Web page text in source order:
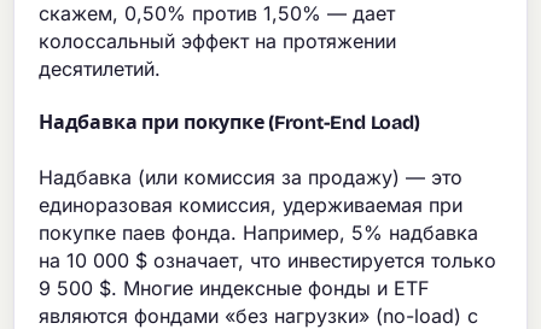
скажем, 0,50% против 1,50% — дает
колоссальный эффект на протяжении
десятилетий.
Надбавка при покупке (Front-End Load)
Надбавка (или комиссия за продажу) — это
единоразовая комиссия, удерживаемая при
покупке паев фонда. Например, 5% надбавка
на 10 000 $ означает, что инвестируется только
9 500 $. Многие индексные фонды и ETF
являются фондами «без нагрузки» (no-load) с